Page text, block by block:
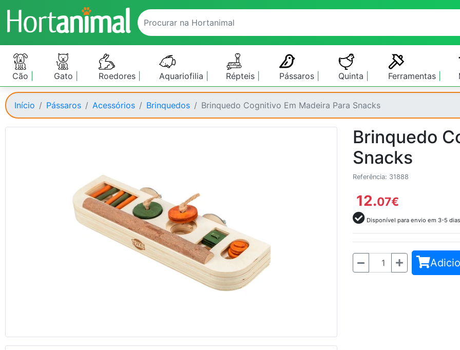
Cão Gato Roedores Aquariofilia Répteis Pássaros Quinta Ferramentas
Início Pássaros Acessórios Brinquedos Brinquedo Cognitivo Em Madeira Para Snacks
Brinquedo
Snacks
Referência: 31888
12.07€
Disponível para envio em 3-5 dias
Quantidade